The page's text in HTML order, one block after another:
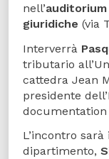
nell’auditorium
giuridiche (via
Interverrà
tributario
cattedra Jean
presidente
L’incontro
dipartimento,